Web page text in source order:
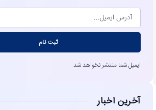
ثبت نام
ایمیل شما منتشر نخواهد شد.
آخرین اخبار